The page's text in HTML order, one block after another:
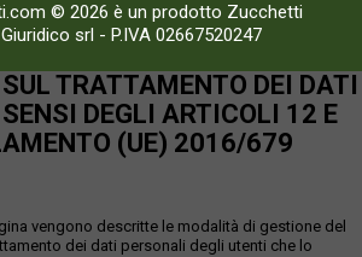
© 2026 è un prodotto Zucchetti
srl - P.IVA 02667520247
TRATTAMENTO DEI DATI
DEGLI ARTICOLI 12 E
(UE) 2016/679
vengono descritte le modalità di gestione del
dei dati personali degli utenti che lo